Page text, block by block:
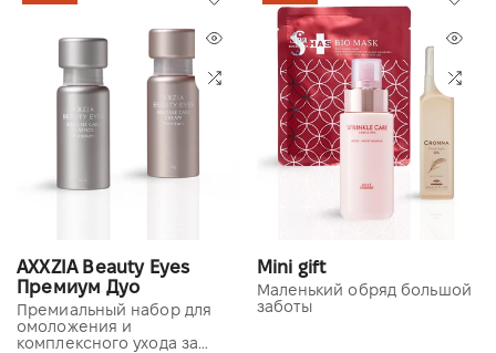
AXXZIA Beauty Eyes
Премиум Дуо
Премиальный набор для
омоложения и
комплексного ухода за
Mini gift
Маленький обряд большой
заботы